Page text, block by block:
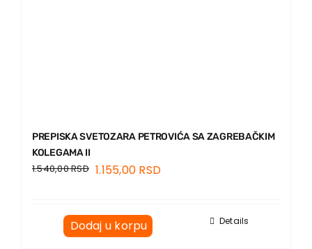
PREPISKA SVETOZARA PETROVIĆA SA ZAGREBAČKIM
KOLEGAMA II
1.540,00RSD 1.155,00 RSD
Dodaj u korpu Details